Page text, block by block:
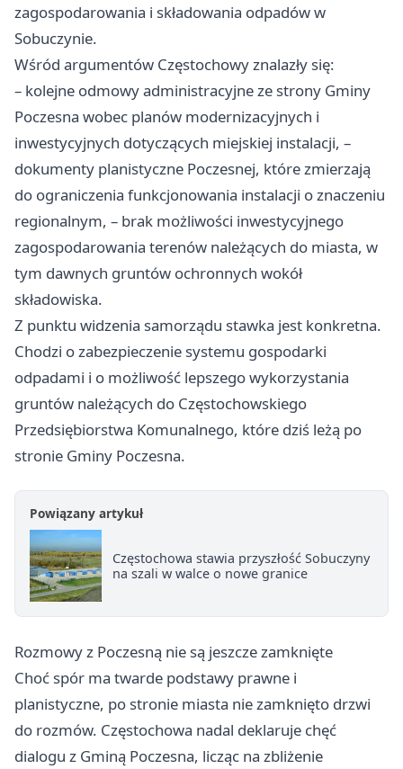
zagospodarowania i składowania odpadów w
Sobuczynie.
Wśród argumentów Częstochowy znalazły się:
– kolejne odmowy administracyjne ze strony Gminy
Poczesna wobec planów modernizacyjnych i
inwestycyjnych dotyczących miejskiej instalacji, –
dokumenty planistyczne Poczesnej, które zmierzają
do ograniczenia funkcjonowania instalacji o znaczeniu
regionalnym, – brak możliwości inwestycyjnego
zagospodarowania terenów należących do miasta, w
tym dawnych gruntów ochronnych wokół
składowiska.
Z punktu widzenia samorządu stawka jest konkretna.
Chodzi o zabezpieczenie systemu gospodarki
odpadami i o możliwość lepszego wykorzystania
gruntów należących do Częstochowskiego
Przedsiębiorstwa Komunalnego, które dziś leżą po
stronie Gminy Poczesna.
Powiązany artykuł
Częstochowa stawia przyszłość Sobuczyny
na szali w walce o nowe granice
Rozmowy z Poczesną nie są jeszcze zamknięte
Choć spór ma twarde podstawy prawne i
planistyczne, po stronie miasta nie zamknięto drzwi
do rozmów. Częstochowa nadal deklaruje chęć
dialogu z Gminą Poczesna, licząc na zbliżenie